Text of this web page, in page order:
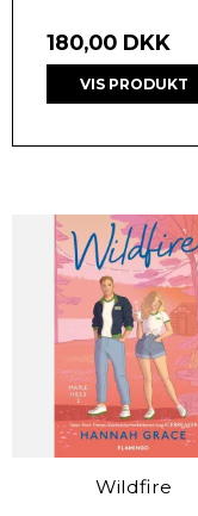
180,00 DKK
VIS PRODUKT
Wildfire